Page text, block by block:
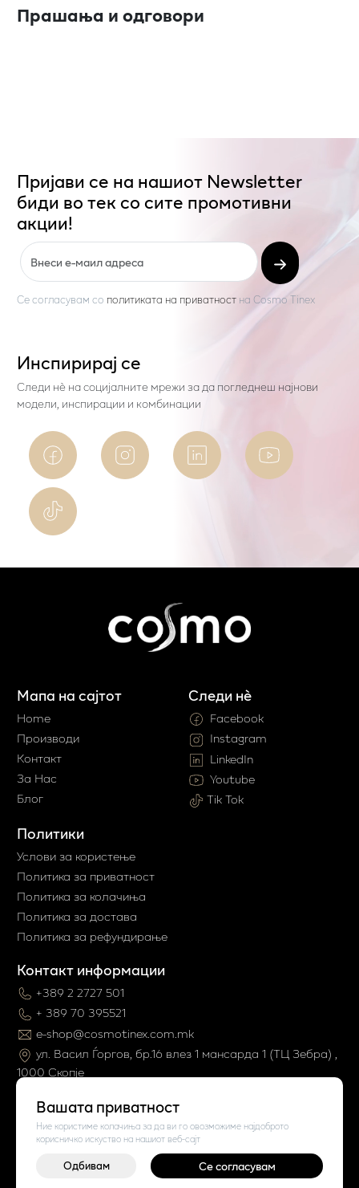
Вашата приватност
Ние користиме колачиња за да ви го овозможиме најдоброто
корисничко искуство на нашиот веб-сајт
Одбивам Се согласувам
Прашања и одговори
Пријави се на нашиот Newsletter
биди во тек со сите промотивни
акции!
Се согласувам со политиката на приватност на Cosmo Tinex
Инспирирај се
Следи нѐ на социјалните мрежи за да погледнеш најнови
модели, инспирации и комбинации
Мапа на сајтот
Home
Производи
Контакт
За Нас
Блог
Политики
Услови за користење
Политика за приватност
Политика за колачиња
Политика за достава
Политика за рефундирање
Контакт информации
+389 2 2727 501
+ 389 70 395521
e-shop@cosmotinex.com.mk
ул. Васил Ѓоргов, бр.16 влез 1 мaнсарда 1 (ТЦ Зебра) ,
1000 Скопје
Следи нè
Facebook
Instagram
LinkedIn
Youtube
Tik Tok